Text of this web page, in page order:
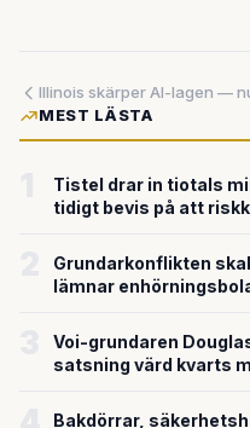
MEST LÄSTA
Tistel drar in tiotals
tidigt bevis på att
Grundarkonflikten
lämnar
Voi-grundaren
satsning värd kvarts
Bakdörrar,